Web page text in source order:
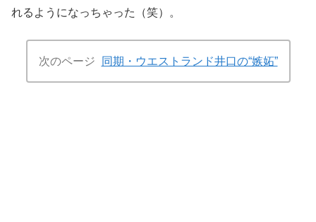
れるようになっちゃった（笑）。
次のページ 同期・ウエストランド井口の“嫉妬”